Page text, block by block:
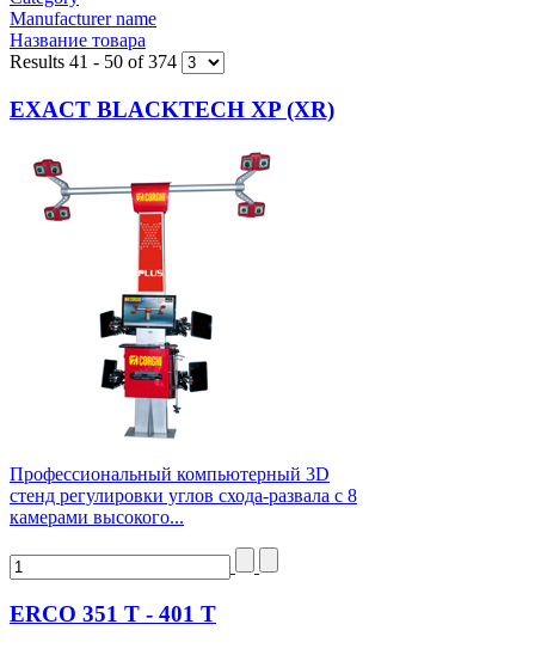
Manufacturer name
Название товара
Results 41 - 50 of 374
EXACT BLACKTECH XP (XR)
Профессиональный компьютерный 3D
стенд регулировки углов схода-развала c 8
камерами высокого...
ERCO 351 T - 401 T